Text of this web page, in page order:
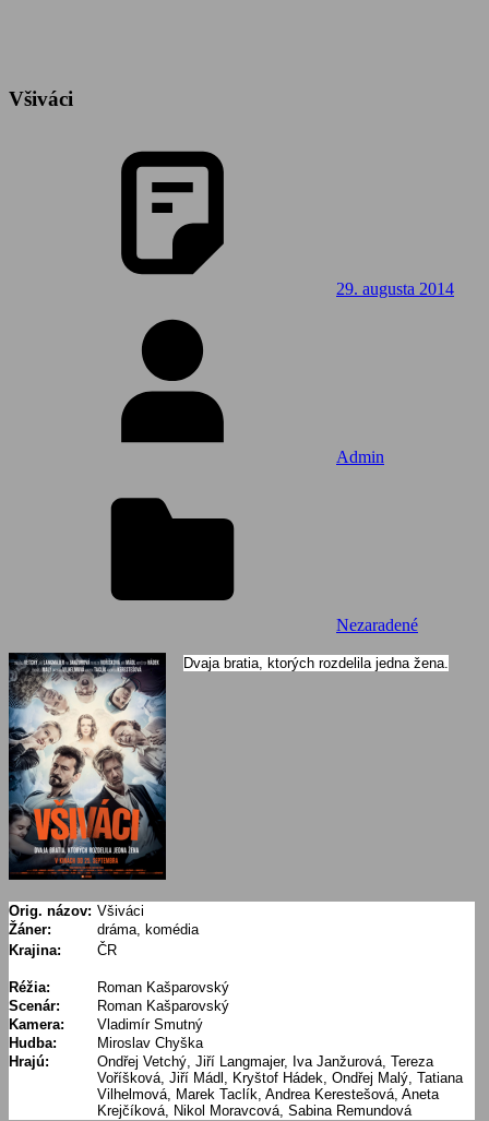
Všiváci
29. augusta 2014
Admin
Nezaradené
Dvaja bratia, ktorých rozdelila jedna žena.
Orig. názov: Všiváci
Žáner:
dráma, komédia
Krajina:
ČR
Réžia:
Roman Kašparovský
Scenár:
Roman Kašparovský
Kamera:
Vladimír Smutný
Hudba:
Miroslav Chyška
Hrajú:
Ondřej Vetchý, Jiří Langmajer, Iva Janžurová, Tereza
Voříšková, Jiří Mádl, Kryštof Hádek, Ondřej Malý, Tatiana
Vilhelmová, Marek Taclík, Andrea Kerestešová, Aneta
Krejčíková, Nikol Moravcová, Sabina Remundová